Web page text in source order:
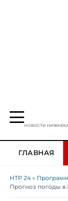
НОВОСТИ
ГЛАВНАЯ
НТР 24 »
Прогноз погоды в